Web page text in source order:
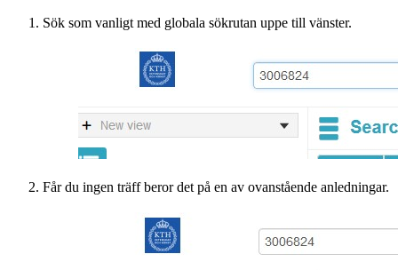
Sök som vanligt med globala sökrutan uppe till vänster.
Får du ingen träff beror det på en av ovanstående anledningar.